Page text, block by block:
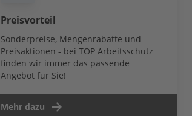
Preisvorteil
Sonderpreise, Mengenrabatte und
Preisaktionen - bei TOP Arbeitsschutz
finden wir immer das passende
Angebot für Sie!
Mehr dazu